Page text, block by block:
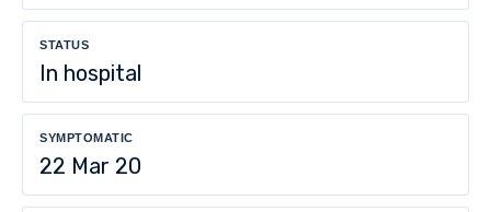
STATUS
In hospital
SYMPTOMATIC
22 Mar 20